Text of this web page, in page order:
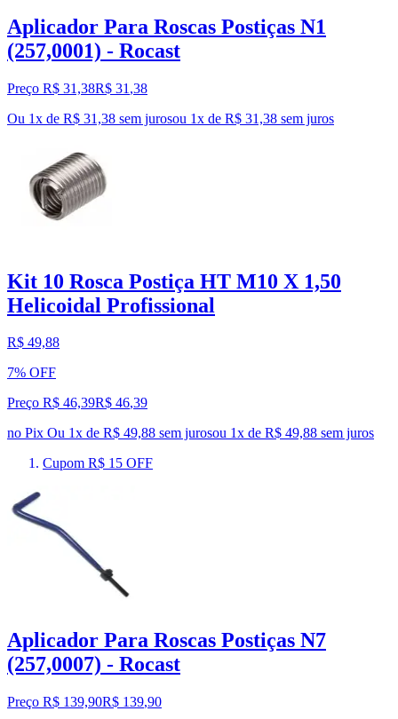
Aplicador Para Roscas Postiças N1
(257,0001) - Rocast
Preço R$ 31,38R$ 31 ,38
Ou 1x de R$ 31,38 sem jurosou 1x de R$ 31,38 sem juros
Kit 10 Rosca Postiça HT M10 X 1,50
Helicoidal Profissional
R$ 49,88
7% OFF
Preço R$ 46,39R$ 46,39
no Pix Ou 1x de R$ 49,88 sem jurosou 1x de R$ 49,88 sem juros
Cupom R$ 15 OFF
Aplicador Para Roscas Postiças N7
(257,0007) - Rocast
Preço R$ 139,90R$ 139,90